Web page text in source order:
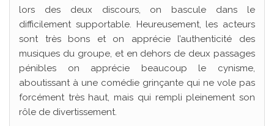
lors des deux discours, on bascule dans le
difficilement supportable. Heureusement, les acteurs
sont très bons et on apprécie l’authenticité des
musiques du groupe, et en dehors de deux passages
pénibles on apprécie beaucoup le cynisme,
aboutissant à une comédie grinçante qui ne vole pas
forcément très haut, mais qui rempli pleinement son
rôle de divertissement.